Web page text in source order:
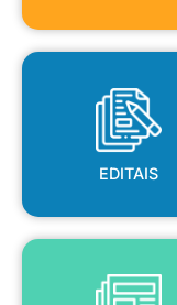
EDITAIS
EDITAIS
JORNAL